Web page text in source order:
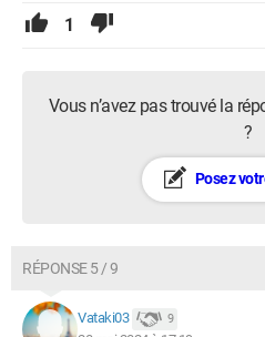
1
Vous n’avez pas trouvé la
?
Posez
RÉPONSE 5 / 9
Vataki03 9